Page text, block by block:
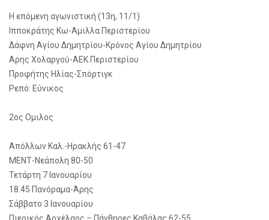
Η επόμενη αγωνιστική (13η, 11/1)
Ιπποκράτης Κω-Αμιλλα Περιστερίου
Δάφνη Αγίου Δημητρίου-Κρόνος Αγίου Δημητρίου
Αρης Χολαργού-ΑΕΚ Περιστερίου
Προφήτης Ηλίας-Σπόρτιγκ
Ρεπό: Εύνικος
2ος Ομιλος
Απόλλων Καλ.-Ηρακλής 61-47
ΜΕΝΤ-Νεάπολη 80-50
Τετάρτη 7 Ιανουαρίου
18.45 Πανόραμα-Άρης
Σάββατο 3 Ιανουαρίου